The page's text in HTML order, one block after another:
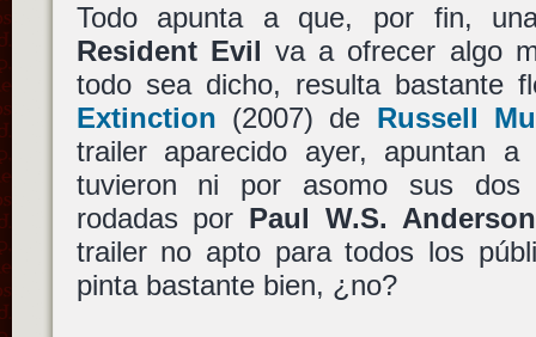
Todo apunta a que, por fin,
Resident Evil va a ofrecer algo
todo sea dicho, resulta bastante
Extinction (2007) de Russell
trailer aparecido ayer, apuntan
tuvieron ni por asomo sus dos
rodadas por Paul W.S. Anderson
trailer no apto para todos los
pinta bastante bien, ¿no?